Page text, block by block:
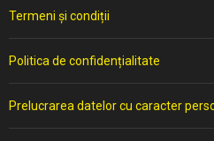
Termeni și condiții
Politica de confidențialitate
Prelucrarea datelor cu caracter